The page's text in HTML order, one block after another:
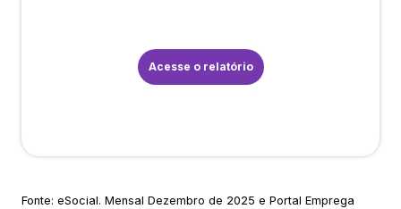
Acesse o relatório
Fonte: eSocial. Mensal Dezembro de 2025 e Portal Emprega